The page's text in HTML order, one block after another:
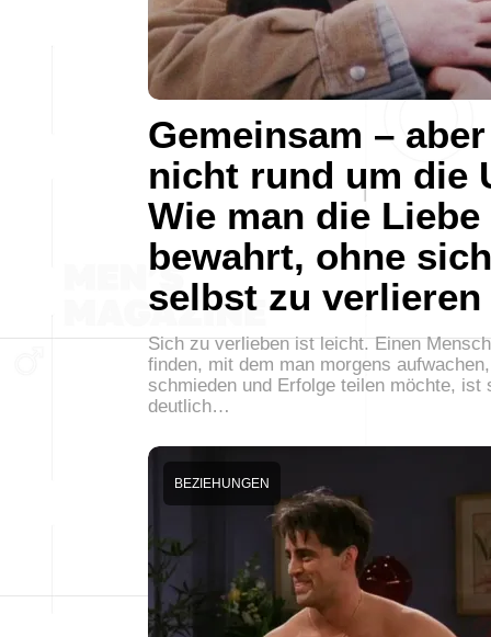
Gemeinsam – aber
nicht rund um die
Wie man die Liebe
bewahrt, ohne sich
selbst zu verlieren
Sich zu verlieben ist leicht. Einen
finden, mit dem man morgens
schmieden und Erfolge teilen möchte, ist
deutlich…
BEZIEHUNGEN